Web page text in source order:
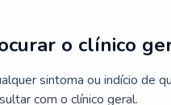
o clínico
sintoma ou indício de
com o clínico geral.